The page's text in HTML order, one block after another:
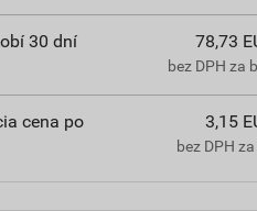
30 dní
78,73
bez DPH za
cena po
3,15
bez DPH